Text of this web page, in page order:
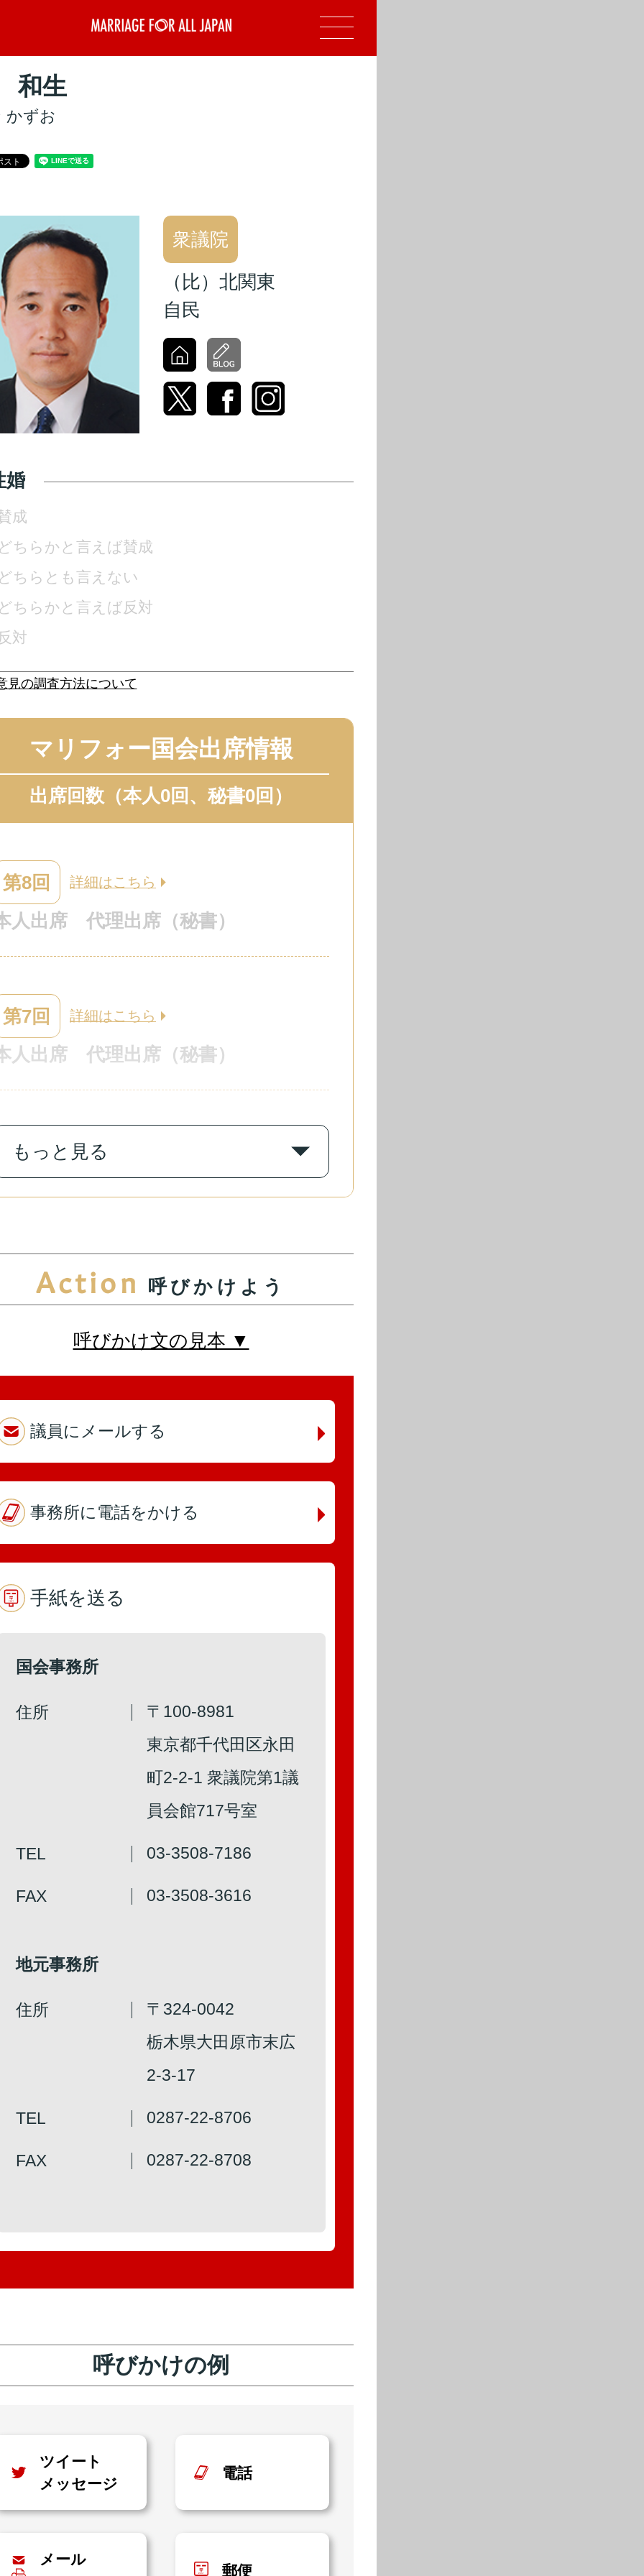
和生
かずお
衆議院
（比）北関東
自民
婚
成
ちらかと言えば賛成
ちらとも言えない
ちらかと言えば反対
対
の調査方法について
マリフォー国会出席情報
出席回数（本人0回、秘書0回）
第8回 詳細はこちら
人出席 代理出席（秘書）
第7回 詳細はこちら
人出席 代理出席（秘書）
第6回 詳細はこちら
第5回 詳細はこちら
第4回
第3回
人出席 代理出席（秘書）
人出席 代理出席（秘書）
詳細はこちら
人出席 代理出席（秘書）
もっと見る
Action 呼びかけよう
呼びかけ文の見本 ▼
議員にメールする
事務所に電話をかける
手紙を送る
国会事務所
住所
〒100-8981
東京都千代田区永田
町2-2-1 衆議院第1議
員会館717号室
TEL 03-3508-7186
FAX 03-3508-3616
地元事務所
住所
〒324-0042
栃木県大田原市末広
2-3-17
TEL 0287-22-8706
FAX 0287-22-8708
呼びかけの例
ツイート
メッセージ
電話
メール
郵便